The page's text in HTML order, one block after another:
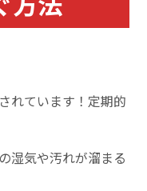
れています！定期的
湿気や汚れが溜まる